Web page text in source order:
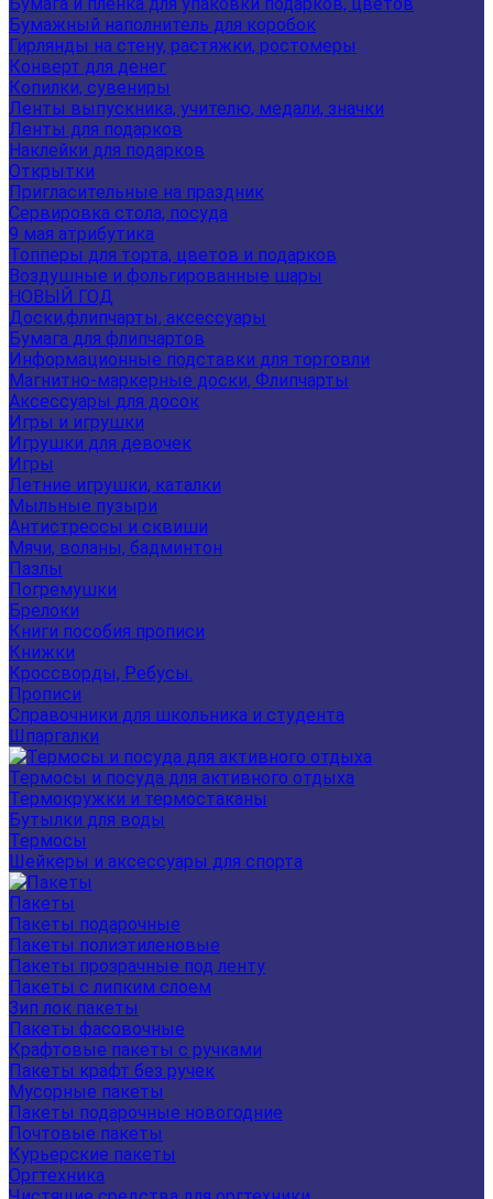
Бумажный наполнитель для коробок
Гирлянды на стену, растяжки, ростомеры
Конверт для денег
Копилки, сувениры
Ленты выпускника, учителю, медали, значки
Ленты для подарков
Наклейки для подарков
Открытки
Пригласительные на праздник
Сервировка стола, посуда
9 мая атрибутика
Топперы для торта, цветов и подарков
Воздушные и фольгированные шары
НОВЫЙ ГОД
Доски,флипчарты, аксессуары
Бумага для флипчартов
Информационные подставки для торговли
Магнитно-маркерные доски, Флипчарты
Аксессуары для досок
Игры и игрушки
Игрушки для девочек
Игры
Летние игрушки, каталки
Мыльные пузыри
Антистрессы и сквиши
Мячи, воланы, бадминтон
Пазлы
Погремушки
Брелоки
Книги пособия прописи
Книжки
Кроссворды, Ребусы.
Прописи
Справочники для школьника и студента
Шпаргалки
Термосы и посуда для активного отдыха
Термокружки и термостаканы
Бутылки для воды
Термосы
Шейкеры и аксессуары для спорта
Пакеты
Пакеты подарочные
Пакеты полиэтиленовые
Пакеты прозрачные под ленту
Пакеты с липким слоем
Зип лок пакеты
Пакеты фасовочные
Крафтовые пакеты с ручками
Пакеты крафт без ручек
Мусорные пакеты
Пакеты подарочные новогодние
Почтовые пакеты
Курьерские пакеты
Оргтехника